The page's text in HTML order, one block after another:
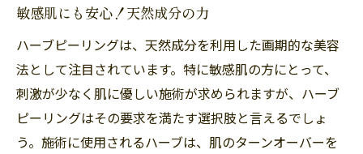
敏感肌にも安心！天然成分の力
ハーブピーリングは、天然成分を利用した画期的な美容
法として注目されています。特に敏感肌の方にとって、
刺激が少なく肌に優しい施術が求められますが、ハーブ
ピーリングはその要求を満たす選択肢と言えるでしょ
う。施術に使用されるハーブは、肌のターンオーバーを